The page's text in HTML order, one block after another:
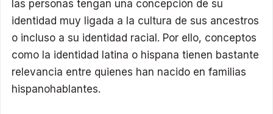
las personas tengan una concepción de su
identidad muy ligada a la cultura de sus ancestros
o incluso a su identidad racial. Por ello, conceptos
como la identidad latina o hispana tienen bastante
relevancia entre quienes han nacido en familias
hispanohablantes.